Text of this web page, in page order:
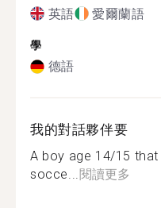
英語 愛爾蘭語
學
德語
我的對話夥伴要
A boy age 14/15
socce...閱讀更多